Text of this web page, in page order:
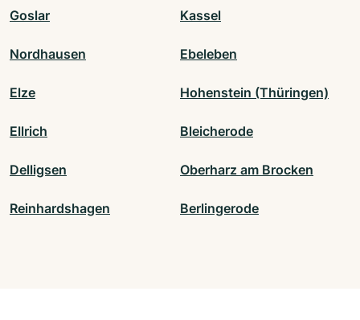
Goslar Kassel
Nordhausen Ebeleben
Elze Hohenstein (Thüringen)
Ellrich Bleicherode
Delligsen Oberharz am Brocken
Reinhardshagen Berlingerode